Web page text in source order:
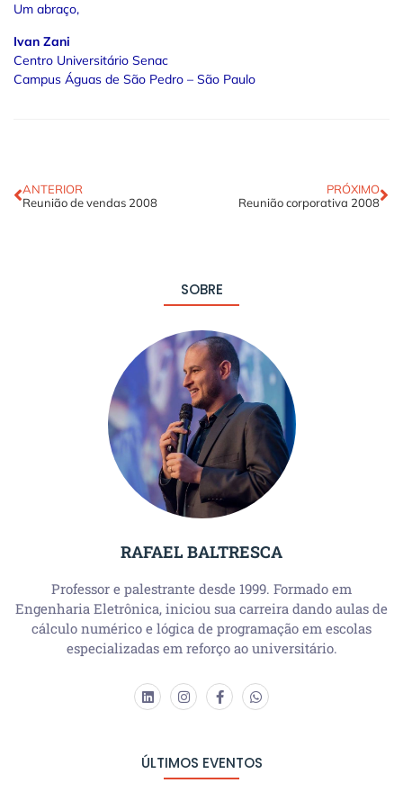
Um abraço,
Ivan Zani
Centro Universitário Senac
Campus Águas de São Pedro – São Paulo
ANTERIOR
Reunião de vendas 2008
PRÓXIMO
Reunião corporativa 2008
SOBRE
RAFAEL BALTRESCA
Professor e palestrante desde 1999. Formado em
Engenharia Eletrônica, iniciou sua carreira dando aulas de
cálculo numérico e lógica de programação em escolas
especializadas em reforço ao universitário.
ÚLTIMOS EVENTOS